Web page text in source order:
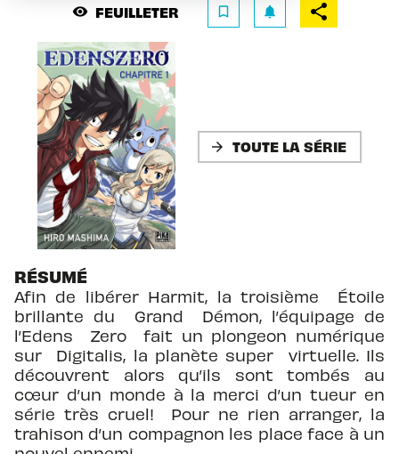
visibility FEUILLETER bookmark_border notifications
arrow_forward TOUTE LA SÉRIE
RÉSUMÉ
Afin de libérer Harmit, la troisième Étoile
brillante du Grand Démon, l’équipage de
l’Edens Zero fait un plongeon numérique
sur Digitalis, la planète super virtuelle. Ils
découvrent alors qu’ils sont tombés au
cœur d’un monde à la merci d’un tueur en
série très cruel! Pour ne rien arranger, la
trahison d’un compagnon les place face à un